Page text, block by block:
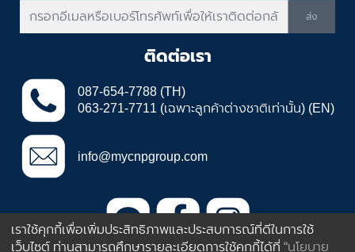
ส่ง
ติดต่อเรา
087-654-7788 (TH)
063-271-7711 (เฉพาะลูกค้าต่างชาติเท่านั้น) (EN)
info@mycnpgroup.com
เราใช้คุกกี้เพื่อเพิ่มประสิทธิภาพและประสบการณ์ที่ดีในการใช้
เว็บไซต์ ท่านสามารถศึกษารายละเอียดการใช้คุกกี้ได้ที่ “นโยบาย